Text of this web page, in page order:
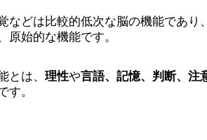
などは比較的低次な脳の機能であり
原始的な機能です。
とは、 理性や言語、記憶、判断、注
す。